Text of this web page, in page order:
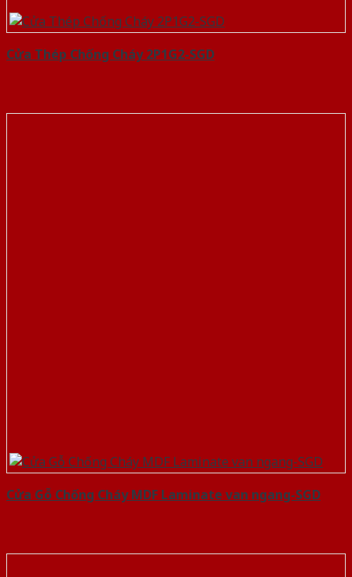
Cửa Thép Chống Cháy 2P1G2-SGD
Cửa Gỗ Chống Cháy MDF Laminate van ngang-SGD